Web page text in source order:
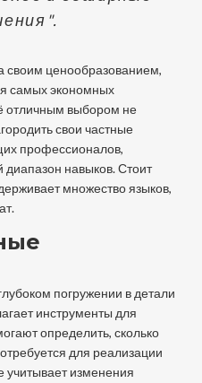
своим ценообразованием,
самых экономных
отличным выбором не
свои частные
профессионалов,
навыков. Стоит
множество языков,
погружении в детали
инструменты для
определить, сколько
для реализации
учитывает изменения